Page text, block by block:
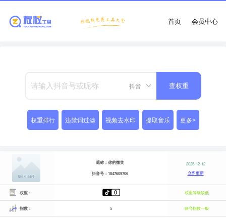
会员中心
首页
抖音 查权重
权重排行 违禁词过滤 视频去水印 提取音乐 更多>
昵称：你的微笑
抖音号：1047609706
2025-12-12
立即更新
权重： 权重等级较低
指数： 5 账号指数一般